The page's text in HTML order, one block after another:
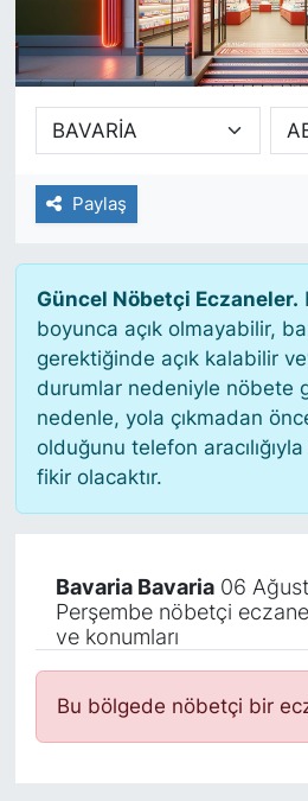
Paylaş
Güncel Nöbetçi Eczaneler.
boyunca açık olmayabilir,
gerektiğinde açık kalabilir
durumlar nedeniyle nöbete
nedenle, yola çıkmadan
olduğunu telefon
fikir olacaktır.
Bavaria Bavaria06
Perşembe nöbetçi
ve konumları
Bu bölgede nöbetçi bir
SİYASET
SAĞLIK